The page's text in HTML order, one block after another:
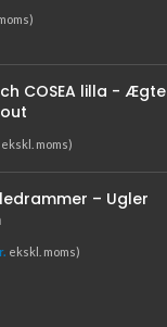
COSEA lilla - Ægte
ekskl. moms)
– Ugler
ekskl. moms)